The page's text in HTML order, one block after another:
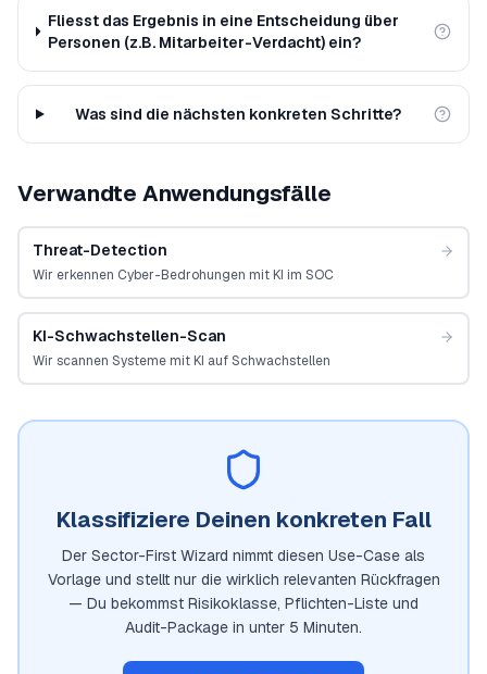
Fliesst das Ergebnis in eine Entscheidung über
Personen (z.B. Mitarbeiter-Verdacht) ein?
Was sind die nächsten konkreten Schritte?
Verwandte Anwendungsfälle
Threat-Detection
Wir erkennen Cyber-Bedrohungen mit KI im SOC
KI-Schwachstellen-Scan
Wir scannen Systeme mit KI auf Schwachstellen
Klassifiziere Deinen konkreten Fall
Der Sector-First Wizard nimmt diesen Use-Case als
Vorlage und stellt nur die wirklich relevanten Rückfragen
— Du bekommst Risikoklasse, Pflichten-Liste und
Audit-Package in unter 5 Minuten.